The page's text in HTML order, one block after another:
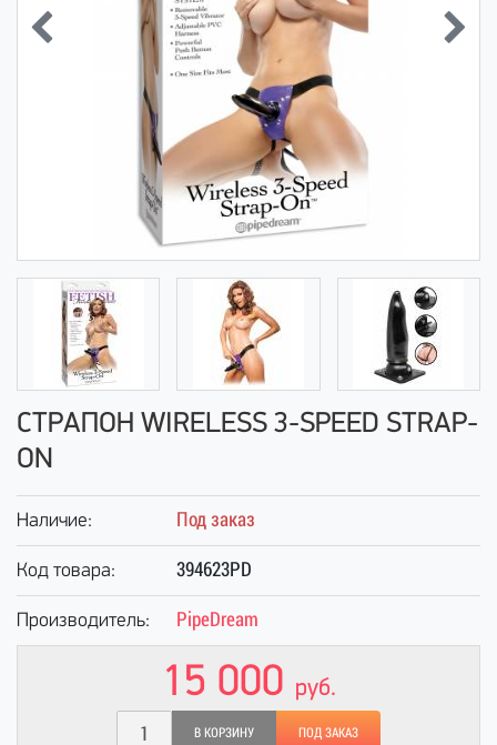
СТРАПОН WIRELESS 3-SPEED STRAP-
ON
Наличие: Под заказ
Код товара: 394623PD
Производитель: PipeDream
15 000 руб.
В КОРЗИНУ ПОД ЗАКАЗ